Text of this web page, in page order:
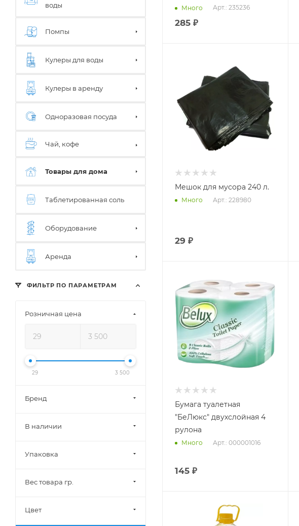
Много Арт.: 235236
285 ₽
Мешок для мусора 240 л.
Много Арт.: 228980
29 ₽
Бумага туалетная
"БеЛюкс" двухслойная 4
рулона
Много Арт.: 000001016
145 ₽
воды
Помпы
Кулеры для воды
Кулеры в аренду
Одноразовая посуда
Чай, кофе
Товары для дома
Таблетированная соль
Оборудование
Аренда
ФИЛЬТР ПО ПАРАМЕТРАМ
Розничная цена
29 3 500
Бренд
В наличии
Упаковка
Вес товара гр.
Цвет